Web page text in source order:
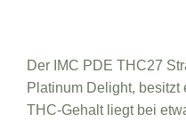
Der IMC PDE THC27
Platinum Delight,
THC-Gehalt liegt bei